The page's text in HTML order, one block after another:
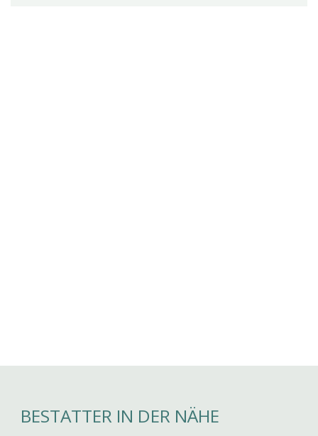
BESTATTER IN DER NÄHE